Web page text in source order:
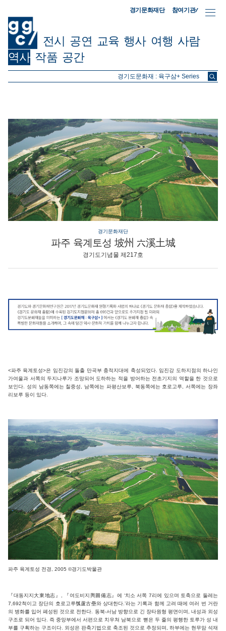
경기문화재단 참여기관/
전시 공연 교육 행사 여행 사람
역사 작품 공간
ggc/
경기문화재단
파주 육계토성 坡州 六溪土城
경기도기념물 제217호
<파주 육계토성>은 임진강의 돌출 만곡부 충적지대에 축성되었다. 임진강 도하지점의 하나인
가여울과 서쪽의 두지나루가 조망되어 도하하는 적을 방어하는 전초기지의 역할을 한 것으로
보인다. 성의 남동쪽에는 칠중성, 남쪽에는 파평산보루, 북동쪽에는 호로고루, 서쪽에는 장좌
리보루 등이 있다.
파주 육계토성 전경, 2005 ©경기도박물관
『대동지지大東地志』, 『여도비지輿圖備志』에 ‘치소 서쪽 7리에 있으며 토축으로 둘레는
7,692척이고 장단의 호로고루瓠蘆古壘와 상대한다.’라는 기록과 함께 고려 때에 여러 번 거란
의 병화를 입어 폐성된 것으로 전한다. 동북-서남 방향으로 긴 장타원형 평면이며, 내성과 외성
구조로 되어 있다. 즉 중앙부에서 서편으로 치우쳐 남북으로 뻗은 두 줄의 평행한 토루가 성 내
부를 구획하는 구조이다. 외성은 판축기법으로 축조된 것으로 추정되며, 하부에는 현무암 석재